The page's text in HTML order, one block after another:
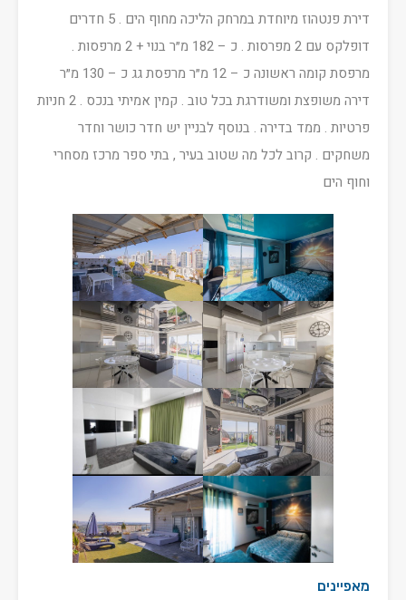
דירת פנטהוז מיוחדת במרחק הליכה מחוף הים . 5 חדרים
דופלקס עם 2 מפרסות . כ – 182 מ״ר בנוי + 2 מרפסות .
מרפסת קומה ראשונה כ – 12 מ״ר מרפסת גג כ – 130 מ״ר
דירה משופצת ומשודרגת בכל טוב . קמין אמיתי בנכס . 2 חניות
פרטיות . ממד בדירה . בנוסף לבניין יש חדר כושר וחדר
משחקים . קרוב לכל מה שטוב בעיר , בתי ספר מרכז מסחרי
וחוף הים
מאפיינים